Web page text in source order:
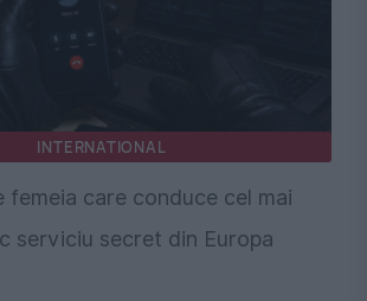
INTERNATIONAL
femeia care conduce cel mai
serviciu secret din Europa